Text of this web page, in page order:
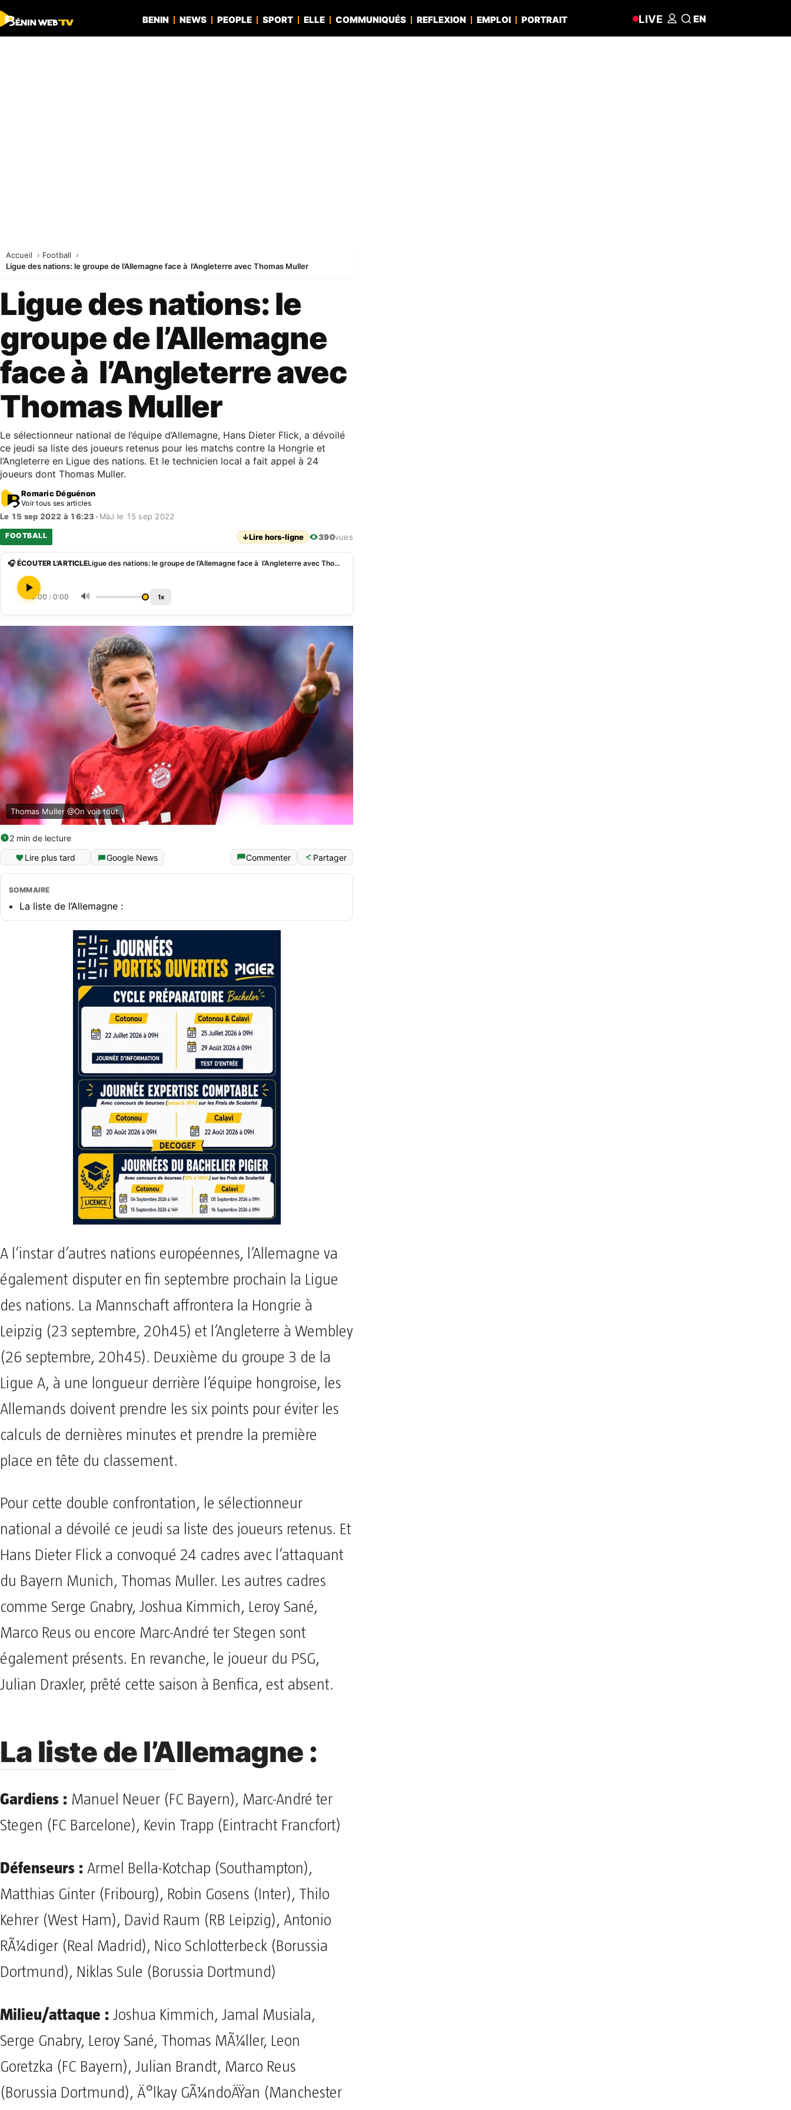
BENIN NEWS PEOPLE SPORT ELLE COMMUNIQUÉS REFLEXION EMPLOI PORTRAIT LIVE EN
Accueil
Football
Ligue des nations: le groupe de l’Allemagne face à l’Angleterre avec Thomas Muller
Ligue des nations: le
groupe de l’Allemagne
face à l’Angleterre avec
Thomas Muller
Le sélectionneur national de l’équipe d’Allemagne, Hans Dieter Flick, a dévoilé
ce jeudi sa liste des joueurs retenus pour les matchs contre la Hongrie et
l’Angleterre en Ligue des nations. Et le technicien local a fait appel à 24
joueurs dont Thomas Muller.
Romaric Déguénon
Voir tous ses articles
Le 15 sep 2022 à 16:23• MàJ le 15 sep 2022
FOOTBALL ↓Lire hors-ligne 390vues
🎧 ÉCOUTER L'ARTICLE Ligue des nations: le groupe de l’Allemagne face à l’Angleterre avec Thomas Muller
0:00 / 0:00 🔊 1x
Thomas Muller @On voit tout
2 min de lecture
Lire plus tard
Google News Commenter Partager
SOMMAIRE
La liste de l’Allemagne :
A l’instar d’autres nations européennes, l’Allemagne va
également disputer en fin septembre prochain la Ligue
des nations. La Mannschaft affrontera la Hongrie à
Leipzig (23 septembre, 20h45) et l’Angleterre à Wembley
(26 septembre, 20h45). Deuxième du groupe 3 de la
Ligue A, à une longueur derrière l’équipe hongroise, les
Allemands doivent prendre les six points pour éviter les
calculs de dernières minutes et prendre la première
place en tête du classement.
Pour cette double confrontation, le sélectionneur
national a dévoilé ce jeudi sa liste des joueurs retenus. Et
Hans Dieter Flick a convoqué 24 cadres avec l’attaquant
du Bayern Munich, Thomas Muller. Les autres cadres
comme Serge Gnabry, Joshua Kimmich, Leroy Sané,
Marco Reus ou encore Marc-André ter Stegen sont
également présents. En revanche, le joueur du PSG,
Julian Draxler, prêté cette saison à Benfica, est absent.
La liste de l’Allemagne :
Gardiens : Manuel Neuer (FC Bayern), Marc-André ter
Stegen (FC Barcelone), Kevin Trapp (Eintracht Francfort)
Défenseurs : Armel Bella-Kotchap (Southampton),
Matthias Ginter (Fribourg), Robin Gosens (Inter), Thilo
Kehrer (West Ham), David Raum (RB Leipzig), Antonio
RÃ¼diger (Real Madrid), Nico Schlotterbeck (Borussia
Dortmund), Niklas Sule (Borussia Dortmund)
Milieu/attaque : Joshua Kimmich, Jamal Musiala,
Serge Gnabry, Leroy Sané, Thomas MÃ¼ller, Leon
Goretzka (FC Bayern), Julian Brandt, Marco Reus
(Borussia Dortmund), Ä°lkay GÃ¼ndoÄŸan (Manchester